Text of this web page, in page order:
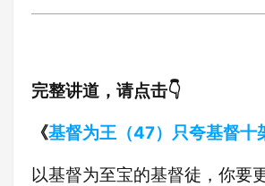
完整讲道，请点击👇
《基督为王（47）只夸基督十
以基督为至宝的基督徒，你要